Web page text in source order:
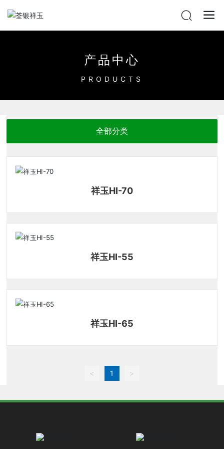
PRODUCTS
产品中心
全部分类
祥玉HI-70
祥玉HI-55
祥玉HI-65
< 1 >